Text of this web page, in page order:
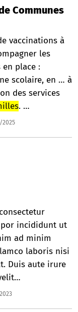
Communes
vaccinations à
les
place :
scolaire, en … à
des services
. …
2025
incididunt ut
ad minim
laboris nisi
Duis aute irure